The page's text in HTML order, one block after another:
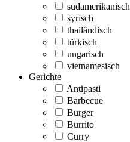
südamerikanisch
syrisch
thailändisch
türkisch
ungarisch
vietnamesisch
Gerichte
Antipasti
Barbecue
Burger
Burrito
Curry